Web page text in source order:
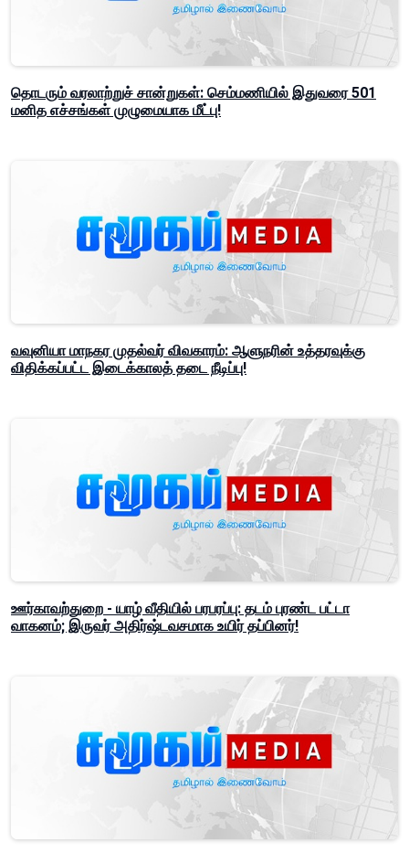
தொடரும் வரலாற்றுச் சான்றுகள்: செம்மணியில் இதுவரை 501
மனித எச்சங்கள் முழுமையாக மீட்பு!
வவுனியா மாநகர முதல்வர் விவகாரம்: ஆளுநரின் உத்தரவுக்கு
விதிக்கப்பட்ட இடைக்காலத் தடை நீடிப்பு!
ஊர்காவற்துறை - யாழ் வீதியில் பரபரப்பு: தடம் புரண்ட பட்டா
வாகனம்; இருவர் அதிர்ஷ்டவசமாக உயிர் தப்பினர்!